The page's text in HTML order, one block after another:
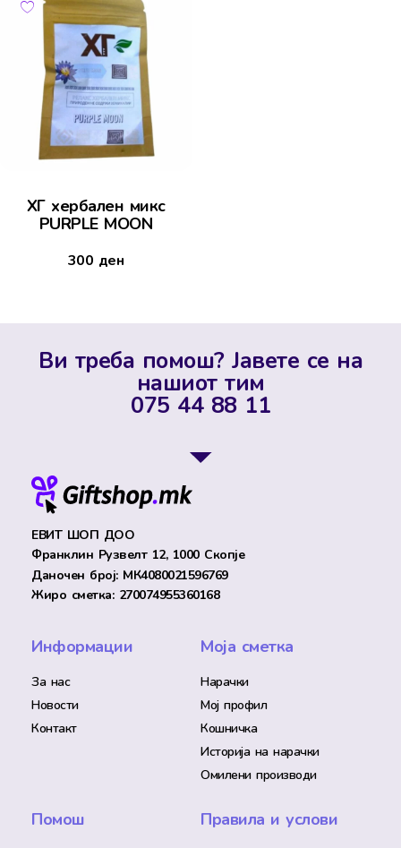
ХГ хербален микс
PURPLE MOON
300 ден
Ви треба помош? Јавете се на
нашиот тим
075 44 88 11
ЕВИТ ШОП ДОО
Франклин Рузвелт 12, 1000 Скопје
Даночен број: МК4080021596769
Жиро сметка: 270074955360168
Информации
За нас
Новости
Контакт
Моја сметка
Нарачки
Мој профил
Кошничка
Историја на нарачки
Омилени производи
Помош Правила и услови